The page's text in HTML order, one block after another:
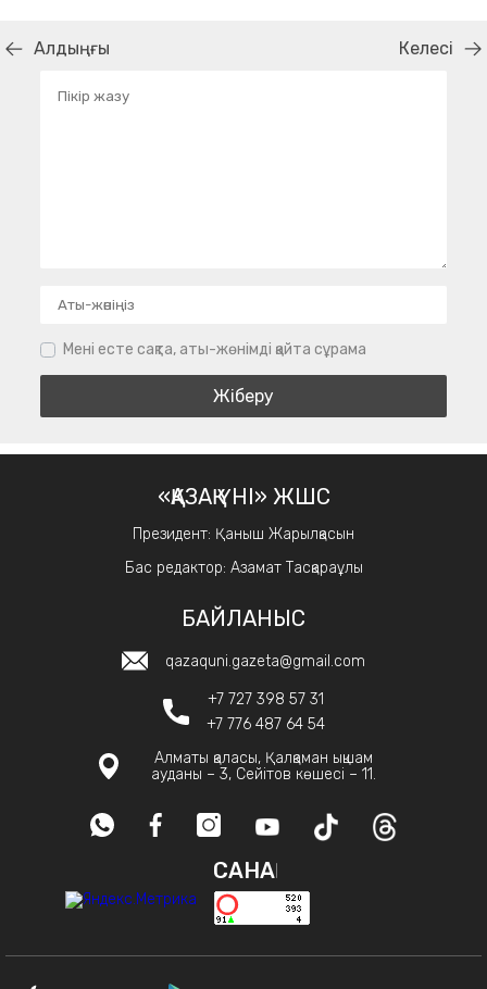
Алдыңғы Келесі
Мені есте сақта, аты-жөнімді қайта сұрама
«ҚАЗАҚ ҮНІ» ЖШС
Президент: Қаныш Жарылқасын
Бас редактор: Азамат Тасқараұлы
БАЙЛАНЫС
qazaquni.gazeta@gmail.com
+7 727 398 57 31
+7 776 487 64 54
Алматы қаласы, Қалқаман ықшам
ауданы – 3, Сейітов көшесі – 11.
САНАҚ